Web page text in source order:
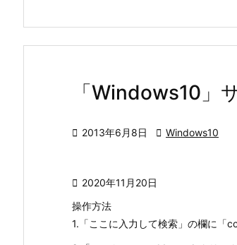
「Windows10」
 2013年6月8日  Windows10
 2020年11月20日
操作方法
1.「ここに入力して検索」の欄に「